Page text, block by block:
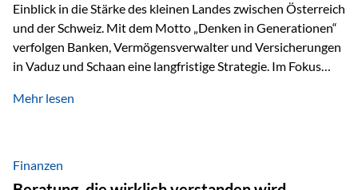
Einblick in die Stärke des kleinen Landes zwischen Österreich
und der Schweiz. Mit dem Motto „Denken in Generationen“
verfolgen Banken, Vermögensverwalter und Versicherungen
in Vaduz und Schaan eine langfristige Strategie. Im Fokus
Marktzugang Liechtenstein hat sich in den letzten Jahren zu
verfügbaren Kennzahlen (Stand Ende 2024, veröffentlicht
2025/2026)…
Mehr lesen
Finanzen